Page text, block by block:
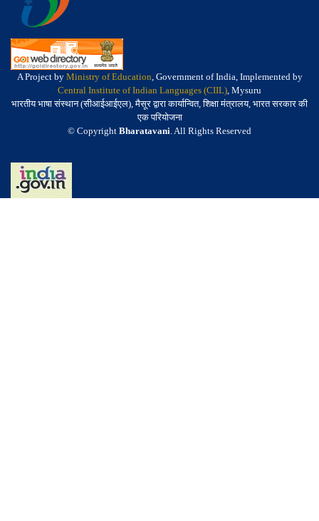
A Project by Ministry of Education, Government of India, Implemented by
Central Institute of Indian Languages (CIIL), Mysuru
भारतीय भाषा संस्थान (सीआईआईएल), मैसूर द्वारा कार्यान्वित, शिक्षा मंत्रालय, भारत सरकार की
एक परियोजना
© Copyright Bharatavani. All Rights Reserved